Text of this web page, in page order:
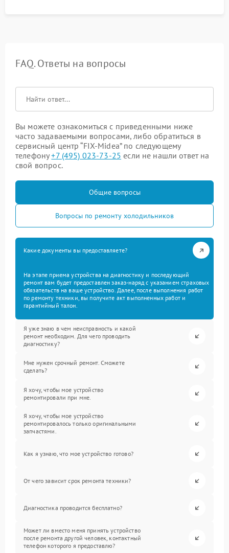
FAQ. Ответы на вопросы
Вы можете ознакомиться с приведенными ниже
часто задаваемыми вопросами, либо обратиться в
сервисный центр “FIX-Midea” по следующему
телефону+7 (495) 023-73-25 если не нашли ответ на
свой вопрос.
Общие вопросы
Вопросы по ремонту холодильников
Какие документы вы предоставляете?
На этапе приема устройства на диагностику и последующий
ремонт вам будет предоставлен заказ-наряд с указанием страховых
обязательств на ваше устройство. Далее, после выполнения работ
по ремонту техники, вы получите акт выполненных работ и
гарантийный талон.
Я уже знаю в чем неисправность и какой
ремонт необходим. Для чего проводить
диагностику?
Мне нужен срочный ремонт. Сможете
сделать?
Я хочу, чтобы мое устройство
ремонтировали при мне.
Я хочу, чтобы мое устройство
ремонтировалось только оригинальными
запчастями.
Как я узнаю, что мое устройство готово?
От чего зависит срок ремонта техники?
Диагностика проводится бесплатно?
Может ли вместо меня принять устройство
после ремонта другой человек, контактный
телефон которого я предоставлю?